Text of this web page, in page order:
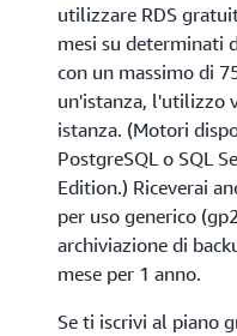
utilizzare RDS
mesi su determinati
con un massimo di
un'istanza, l'utilizzo
istanza. (Motori
PostgreSQL o SQL
Edition.) Riceverai
per uso generico
archiviazione di
mese per 1 anno.
Se ti iscrivi al piano